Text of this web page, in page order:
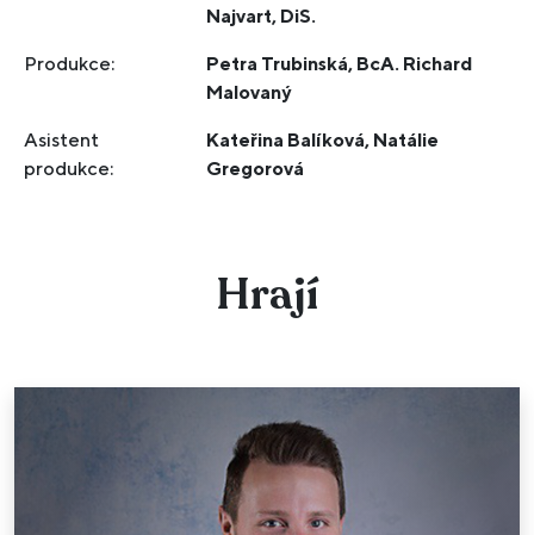
Najvart, DiS.
Produkce:
Petra Trubinská, BcA. Richard
Malovaný
Asistent
produkce:
Kateřina Balíková, Natálie
Gregorová
Hrají